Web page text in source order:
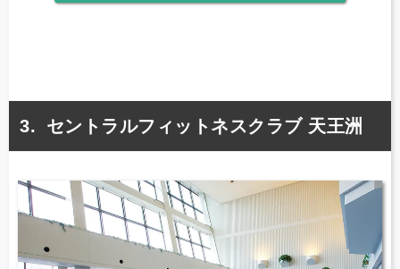
セントラルフィットネスクラブ 天王洲